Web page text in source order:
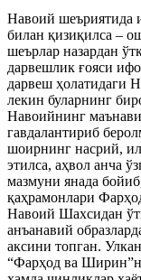
Навоий шеъриятида
билан қизиқилса –
шеърлар назардан
дарвешлик ғояси
дарвеш ҳолатидаги
лекин буларнинг
Навоийнинг
гавдалантириб
шоирнинг насрий,
этилса, аҳвол анча
мазмуни янада
қаҳрамонлари
Навоий Шахсидан
анъанавий
аксини топган.
“Фарҳод ва